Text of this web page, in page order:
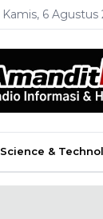
Kamis, 6 Agustus
Science &